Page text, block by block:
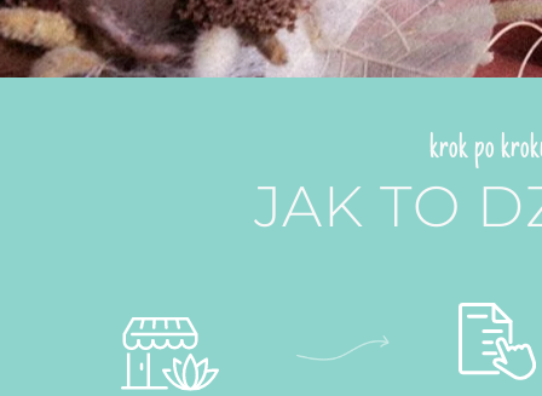
krok po
JAK TO